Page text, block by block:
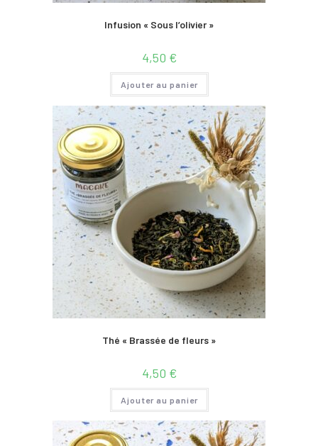
Infusion « Sous l’olivier »
4,50 €
Ajouter au panier
Thé « Brassée de fleurs »
4,50 €
Ajouter au panier